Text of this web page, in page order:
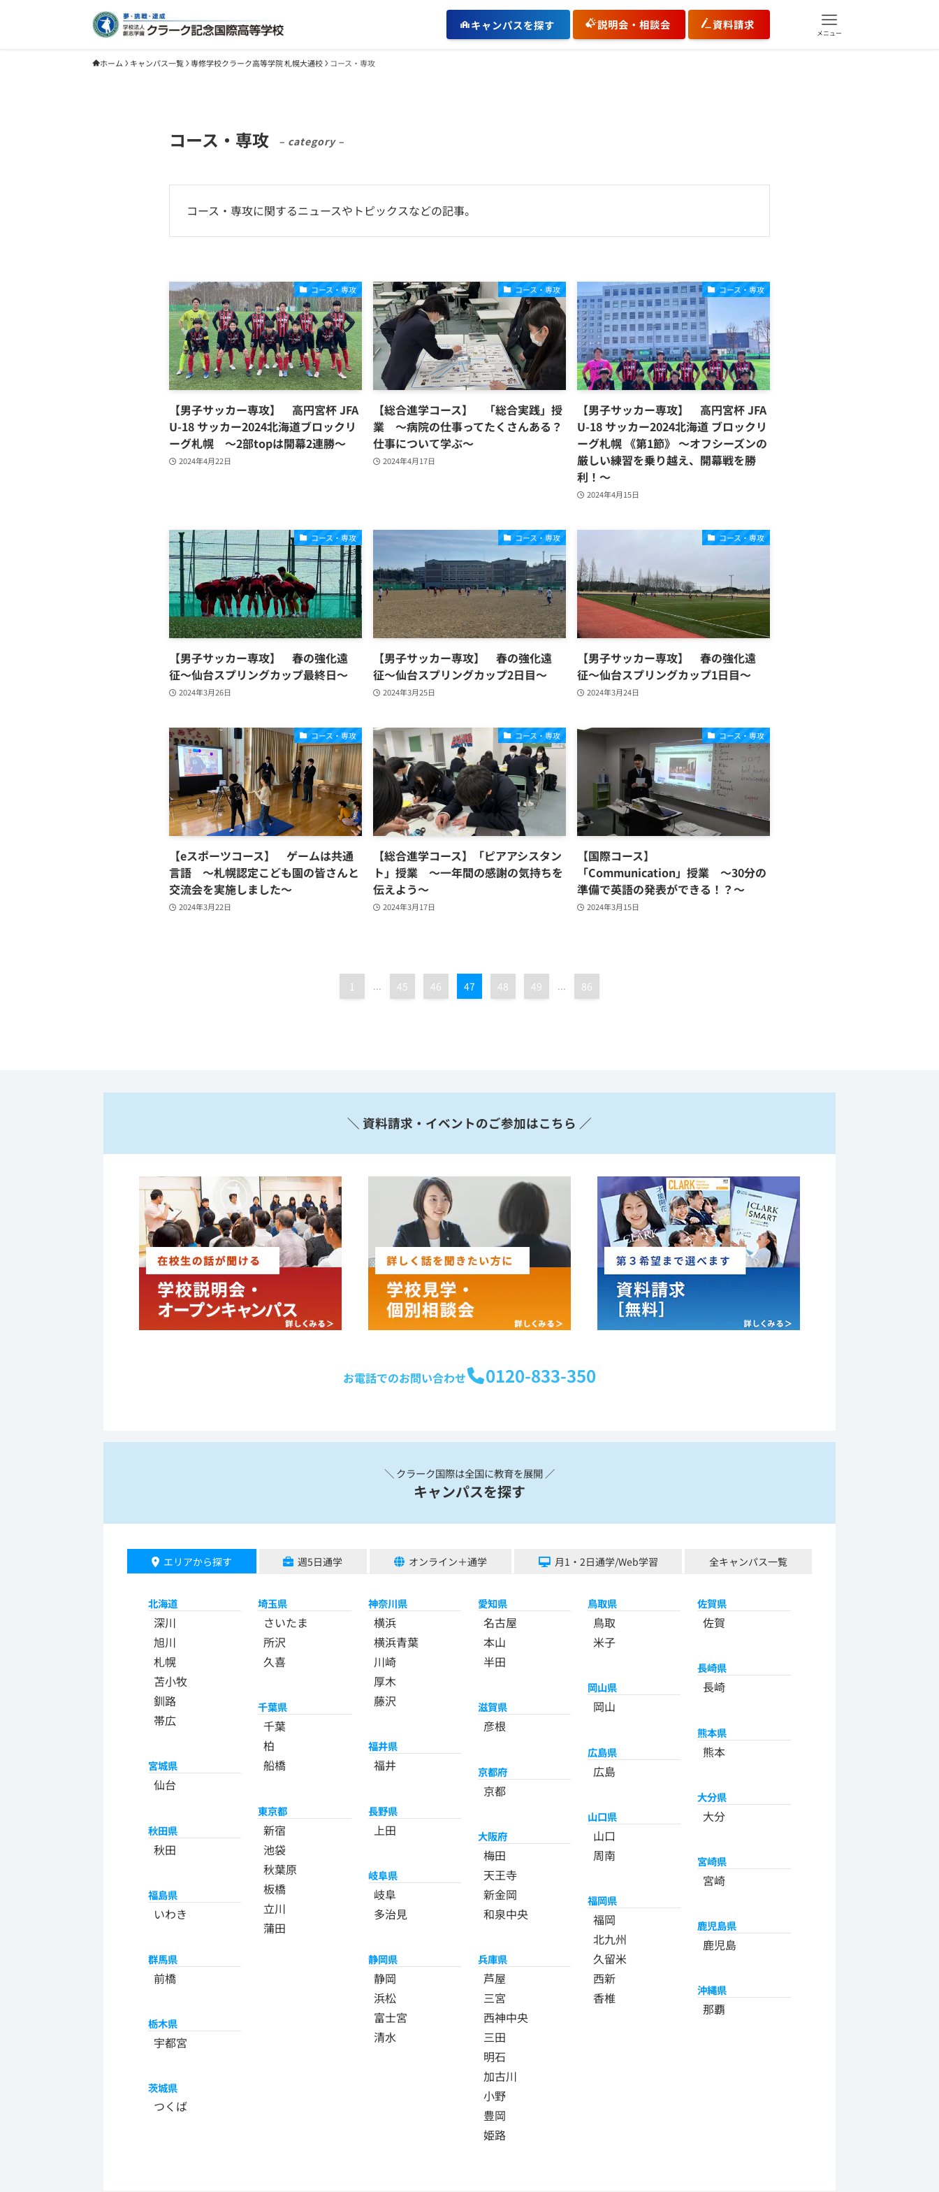
キャンパスを探す 説明会・相談会 資料請求
メニュー
ホーム キャンパス一覧 専修学校クラーク高等学院 札幌大通校 コース・専攻
コース・専攻 – category –
コース・専攻に関するニュースやトピックスなどの記事。
コース・専攻
【男子サッカー専攻】 高円宮杯 JFA
U-18 サッカー2024北海道ブロックリ
ーグ札幌 ～2部topは開幕2連勝～
2024年4月22日
コース・専攻
【総合進学コース】 「総合実践」授
業 ～病院の仕事ってたくさんある？
仕事について学ぶ～
2024年4月17日
コース・専攻
【男子サッカー専攻】 高円宮杯 JFA
U-18 サッカー2024北海道 ブロックリ
ーグ札幌 《第1節》 〜オフシーズンの
厳しい練習を乗り越え、開幕戦を勝
利！〜
2024年4月15日
コース・専攻
【男子サッカー専攻】 春の強化遠
征〜仙台スプリングカップ最終日〜
2024年3月26日
コース・専攻
【男子サッカー専攻】 春の強化遠
征〜仙台スプリングカップ2日目～
2024年3月25日
コース・専攻
【男子サッカー専攻】 春の強化遠
征〜仙台スプリングカップ1日目〜
2024年3月24日
コース・専攻
【eスポーツコース】 ゲームは共通
言語 ～札幌認定こども園の皆さんと
交流会を実施しました～
2024年3月22日
コース・専攻
【総合進学コース】「ピアアシスタン
ト」授業 ～一年間の感謝の気持ちを
伝えよう～
2024年3月17日
コース・専攻
【国際コース】
「Communication」授業 ～30分の
準備で英語の発表ができる！？～
2024年3月15日
1 ... 45 46 47 48 49 ... 86
＼ 資料請求・イベントのご参加はこちら ／
お電話でのお問い合わせ 0120-833-350
＼ クラーク国際は全国に教育を展開 ／
キャンパスを探す
エリアから探す 週5日通学 オンライン＋通学 月1・2日通学/Web学習 全キャンパス一覧
北海道
深川
旭川
札幌
苫小牧
釧路
帯広
宮城県
仙台
秋田県
秋田
福島県
いわき
群馬県
前橋
栃木県
宇都宮
茨城県
つくば
埼玉県
さいたま
所沢
久喜
千葉県
千葉
柏
船橋
東京都
新宿
池袋
秋葉原
板橋
立川
蒲田
神奈川県
横浜
横浜青葉
川崎
厚木
藤沢
福井県
福井
長野県
上田
岐阜県
岐阜
多治見
静岡県
静岡
浜松
富士宮
清水
愛知県
名古屋
本山
半田
滋賀県
彦根
京都府
京都
大阪府
梅田
天王寺
新金岡
和泉中央
兵庫県
芦屋
三宮
西神中央
三田
明石
加古川
小野
豊岡
姫路
鳥取県
鳥取
米子
岡山県
岡山
広島県
広島
山口県
山口
周南
福岡県
福岡
北九州
久留米
西新
香椎
佐賀県
佐賀
長崎県
長崎
熊本県
熊本
大分県
大分
宮崎県
宮崎
鹿児島県
鹿児島
沖縄県
那覇